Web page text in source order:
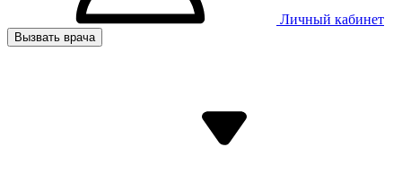
Личный кабинет
Вызвать врача